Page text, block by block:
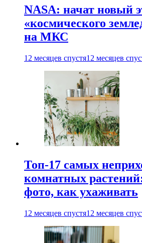
NASA: начат новый
«космического
на МКС
12 месяцев спустя12 месяцев
Топ-17 самых
комнатных
фото, как ухаживать
12 месяцев спустя12 месяцев